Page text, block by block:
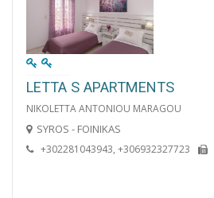
LETTA S APARTMENTS
NIKOLETTA ANTONIOU MARAGOU
SYROS - FOINIKAS
+302281043943, +306932327723